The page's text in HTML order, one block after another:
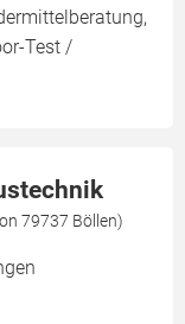
Test /
79737 Böllen)